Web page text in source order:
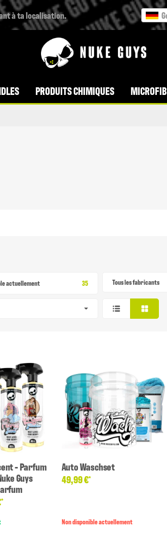
à ta localisation.
PRODUITS CHIMIQUES
actuellement 35Article Trouv?Tous les fabricants
- Parfum
Guys
*
Auto Waschset
49,99 €*
Non disponible actuellement